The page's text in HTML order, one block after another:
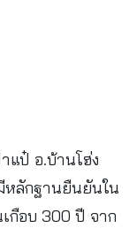
แป๋ อ.บ้านโฮ่ง
หลักฐานยืนยันใน
กือบ 300 ปี จาก